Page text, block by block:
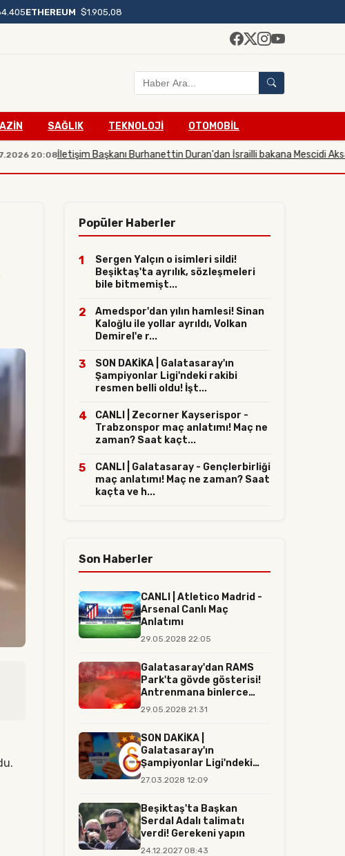
ETHEREUM $1.905,08
SAĞLIK TEKNOLOJİ OTOMOBİL
İletişim Başkanı Burhanettin Duran'dan İsrailli bakana Mescidi Aksa
Popüler Haberler
1
Sergen Yalçın o isimleri sildi!
Beşiktaş'ta ayrılık, sözleşmeleri
bile bitmemişt...
2
Amedspor'dan yılın hamlesi! Sinan
Kaloğlu ile yollar ayrıldı, Volkan
Demirel'e r...
3
SON DAKİKA | Galatasaray'ın
Şampiyonlar Ligi'ndeki rakibi
resmen belli oldu! İşt...
4
CANLI | Zecorner Kayserispor -
Trabzonspor maç anlatımı! Maç ne
zaman? Saat kaçt...
5
CANLI | Galatasaray - Gençlerbirliği
maç anlatımı! Maç ne zaman? Saat
kaçta ve h...
Son Haberler
CANLI | Atletico Madrid -
Arsenal Canlı Maç
Anlatımı
29.05.2028 22:05
Galatasaray'dan RAMS
Park'ta gövde gösterisi!
Antrenmana binlerce
tara...
29.05.2028 21:31
SON DAKİKA |
Galatasaray'ın
Şampiyonlar Ligi'ndeki
rakibi resmen belli...
27.03.2028 12:09
Beşiktaş'ta Başkan
Serdal Adalı talimatı
verdi! Gerekeni yapın
24.12.2027 08:43